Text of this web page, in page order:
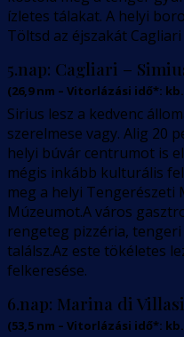
ízletes tálakat. A helyi
Töltsd az éjszakát
5.nap: Cagliari –
(26,9nm – Vitorlázási idő*: kb.
Sirius lesz a kedvenc
szerelmese vagy. Alig 20
helyi búvár centrumot is
mégis inkább kulturális
meg a helyi Tengerészeti
Múzeumot.A város
rengeteg pizzéria,
találsz.Az este tökéletes
felkeresése.
6.nap: Marina di
(53,5 nm – Vitorlázási idő*: kb.